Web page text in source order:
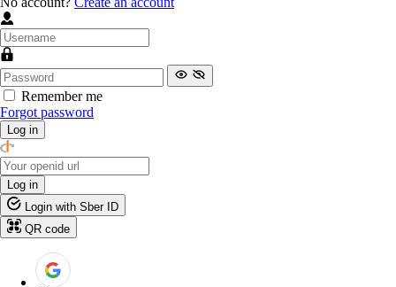
Remember me
Forgot password
Log in
Log in
Login with Sber ID
QR code